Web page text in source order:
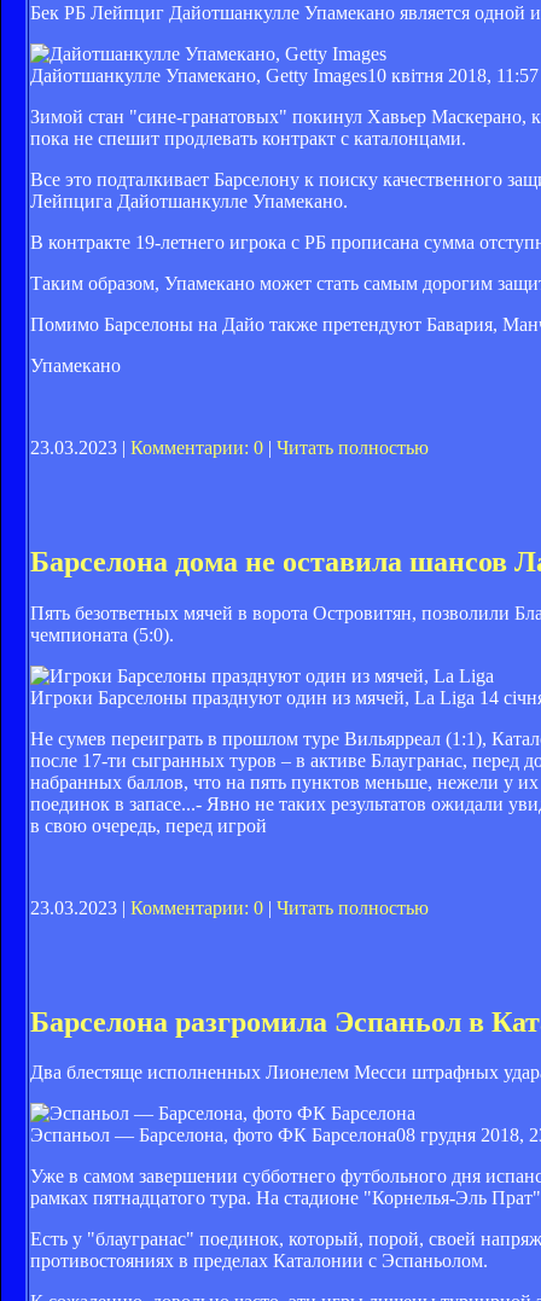
Бек РБ Лейпциг Дайотшанкулле Упамекано является одной
Дайотшанкулле Упамекано, Getty Images10 квітня 2018, 11:57
Зимой стан "сине-гранатовых" покинул Хавьер Маскерано,
пока не спешит продлевать контракт с каталонцами.
Все это подталкивает Барселону к поиску качественного
Лейпцига Дайотшанкулле Упамекано.
В контракте 19-летнего игрока с РБ прописана сумма
Таким образом, Упамекано может стать самым дорогим
Помимо Барселоны на Дайо также претендуют Бавария,
Упамекано
23.03.2023 | Комментарии: 0 | Читать полностью
Барселона дома не оставила шансов
Пять безответных мячей в ворота Островитян, позволили
чемпионата (5:0).
Игроки Барселоны празднуют один из мячей, La Liga 14
Не сумев переиграть в прошлом туре Вильярреал (1:1),
после 17-ти сыгранных туров – в активе Блаугранас,
набранных баллов, что на пять пунктов меньше, нежели у
поединок в запасе...- Явно не таких результатов ожидали
в свою очередь, перед игрой
23.03.2023 | Комментарии: 0 | Читать полностью
Барселона разгромила Эспаньол в
Два блестяще исполненных Лионелем Месси штрафных
Эспаньол — Барселона, фото ФК Барселона08 грудня 2018,
Уже в самом завершении субботнего футбольного дня
рамках пятнадцатого тура. На стадионе "Корнелья-Эль
Есть у "блаугранас" поединок, который, порой, своей
противостояниях в пределах Каталонии с Эспаньолом.